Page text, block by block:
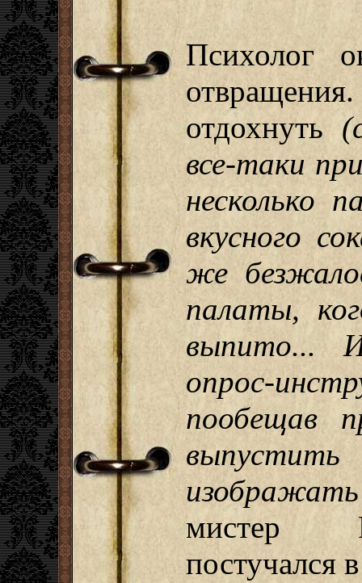
Психолог
отдохнуть
все-таки
несколько
вкусного
же
палаты,
выпито...
опрос-
пообещав
мистер
постучался